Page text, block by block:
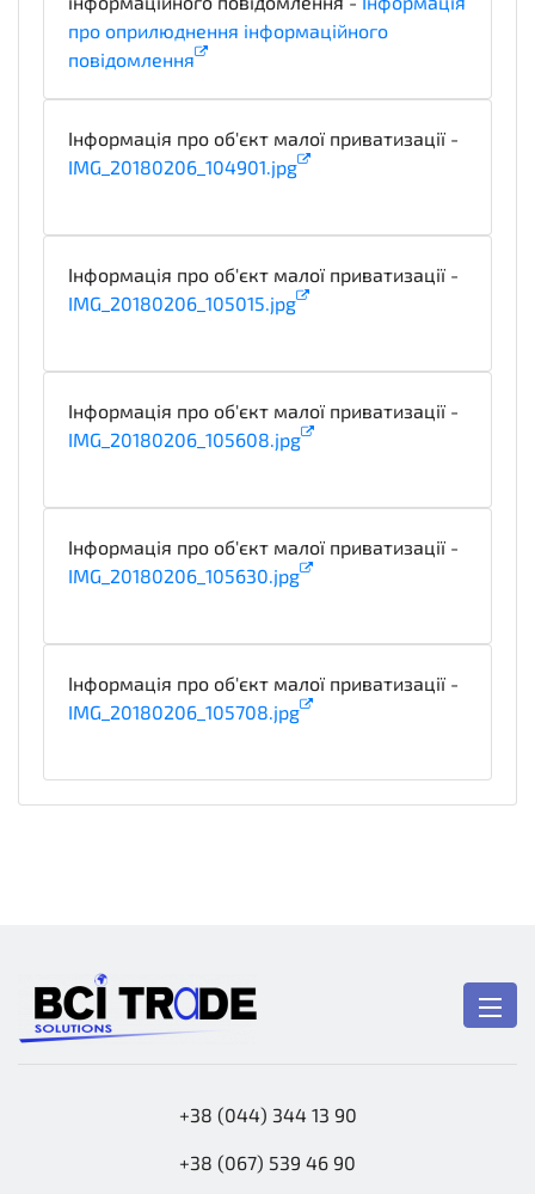
про оприлюднення інформаційного
повідомлення
Інформація про об'єкт малої приватизації -
IMG_20180206_104901.jpg
Інформація про об'єкт малої приватизації -
IMG_20180206_105015.jpg
Інформація про об'єкт малої приватизації -
IMG_20180206_105608.jpg
Інформація про об'єкт малої приватизації -
IMG_20180206_105630.jpg
Інформація про об'єкт малої приватизації -
IMG_20180206_105708.jpg
+38 (044) 344 13 90
+38 (067) 539 46 90